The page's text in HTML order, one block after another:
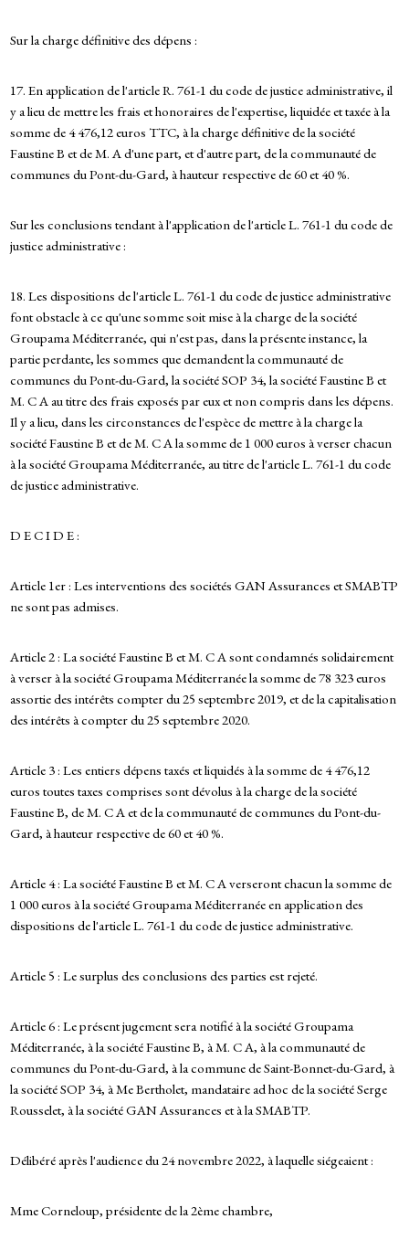
Sur la charge définitive des dépens :
17. En application de l'article R. 761-1 du code de justice administrative, il
y a lieu de mettre les frais et honoraires de l'expertise, liquidée et taxée à la
somme de 4 476,12 euros TTC, à la charge définitive de la société
Faustine B et de M. A d'une part, et d'autre part, de la communauté de
communes du Pont-du-Gard, à hauteur respective de 60 et 40 %.
Sur les conclusions tendant à l'application de l'article L. 761-1 du code de
justice administrative :
18. Les dispositions de l'article L. 761-1 du code de justice administrative
font obstacle à ce qu'une somme soit mise à la charge de la société
Groupama Méditerranée, qui n'est pas, dans la présente instance, la
partie perdante, les sommes que demandent la communauté de
communes du Pont-du-Gard, la société SOP 34, la société Faustine B et
M. C A au titre des frais exposés par eux et non compris dans les dépens.
Il y a lieu, dans les circonstances de l'espèce de mettre à la charge la
société Faustine B et de M. C A la somme de 1 000 euros à verser chacun
à la société Groupama Méditerranée, au titre de l'article L. 761-1 du code
de justice administrative.
D E C I D E :
Article 1er : Les interventions des sociétés GAN Assurances et SMABTP
ne sont pas admises.
Article 2 : La société Faustine B et M. C A sont condamnés solidairement
à verser à la société Groupama Méditerranée la somme de 78 323 euros
assortie des intérêts compter du 25 septembre 2019, et de la capitalisation
des intérêts à compter du 25 septembre 2020.
Article 3 : Les entiers dépens taxés et liquidés à la somme de 4 476,12
euros toutes taxes comprises sont dévolus à la charge de la société
Faustine B, de M. C A et de la communauté de communes du Pont-du-
Gard, à hauteur respective de 60 et 40 %.
Article 4 : La société Faustine B et M. C A verseront chacun la somme de
1 000 euros à la société Groupama Méditerranée en application des
dispositions de l'article L. 761-1 du code de justice administrative.
Article 5 : Le surplus des conclusions des parties est rejeté.
Article 6 : Le présent jugement sera notifié à la société Groupama
Méditerranée, à la société Faustine B, à M. C A, à la communauté de
communes du Pont-du-Gard, à la commune de Saint-Bonnet-du-Gard, à
la société SOP 34, à Me Bertholet, mandataire ad hoc de la société Serge
Rousselet, à la société GAN Assurances et à la SMABTP.
Délibéré après l'audience du 24 novembre 2022, à laquelle siégeaient :
Mme Corneloup, présidente de la 2ème chambre,